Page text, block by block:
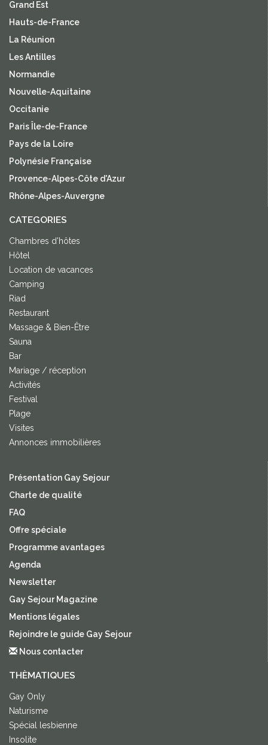
Grand Est
Hauts-de-France
La Réunion
Les Antilles
Normandie
Nouvelle-Aquitaine
Occitanie
Paris Île-de-France
Pays de la Loire
Polynésie Française
Provence-Alpes-Côte d'Azur
Rhône-Alpes-Auvergne
CATEGORIES
Chambres d'hôtes
Hôtel
Location de vacances
Camping
Riad
Restaurant
Massage & Bien-Être
Sauna
Bar
Mariage / réception
Activités
Festival
Plage
Visites
Annonces immobilières
Présentation Gay Sejour
Charte de qualité
FAQ
Offre spéciale
Programme avantages
Agenda
Newsletter
Gay Sejour Magazine
Mentions légales
Rejoindre le guide Gay Sejour
Nous contacter
THÈMATIQUES
Gay Only
Naturisme
Spécial lesbienne
Insolite